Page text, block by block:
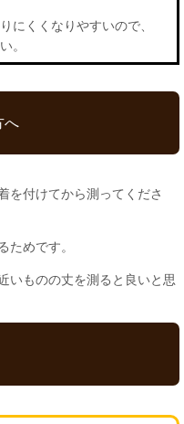
にくくなりやすいので、
。
へ
を付けてから測ってくださ
ためです。
いものの丈を測ると良いと思